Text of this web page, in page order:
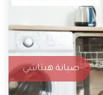
صيانة هيتاشي